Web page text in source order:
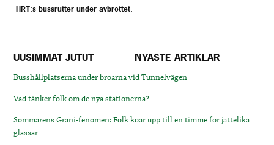
HRT:s bussrutter under avbrottet.
UUSIMMAT JUTUT NYASTE ARTIKLAR
Busshållplatserna under broarna vid Tunnelvägen
Vad tänker folk om de nya stationerna?
Sommarens Grani-fenomen: Folk köar upp till en timme för jättelika
glassar